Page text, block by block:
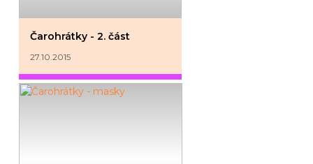
Čarohrátky - 2. část
27.10.2015